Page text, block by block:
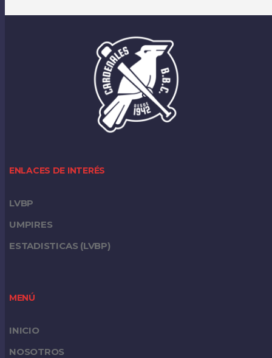
ENLACES DE INTERÉS
LVBP
UMPIRES
ESTADISTICAS (LVBP)
MENÚ
INICIO
NOSOTROS